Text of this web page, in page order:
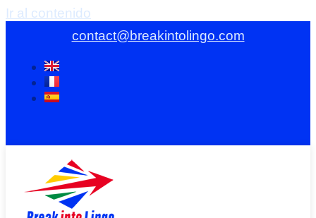
Ir al contenido
contact@breakintolingo.com